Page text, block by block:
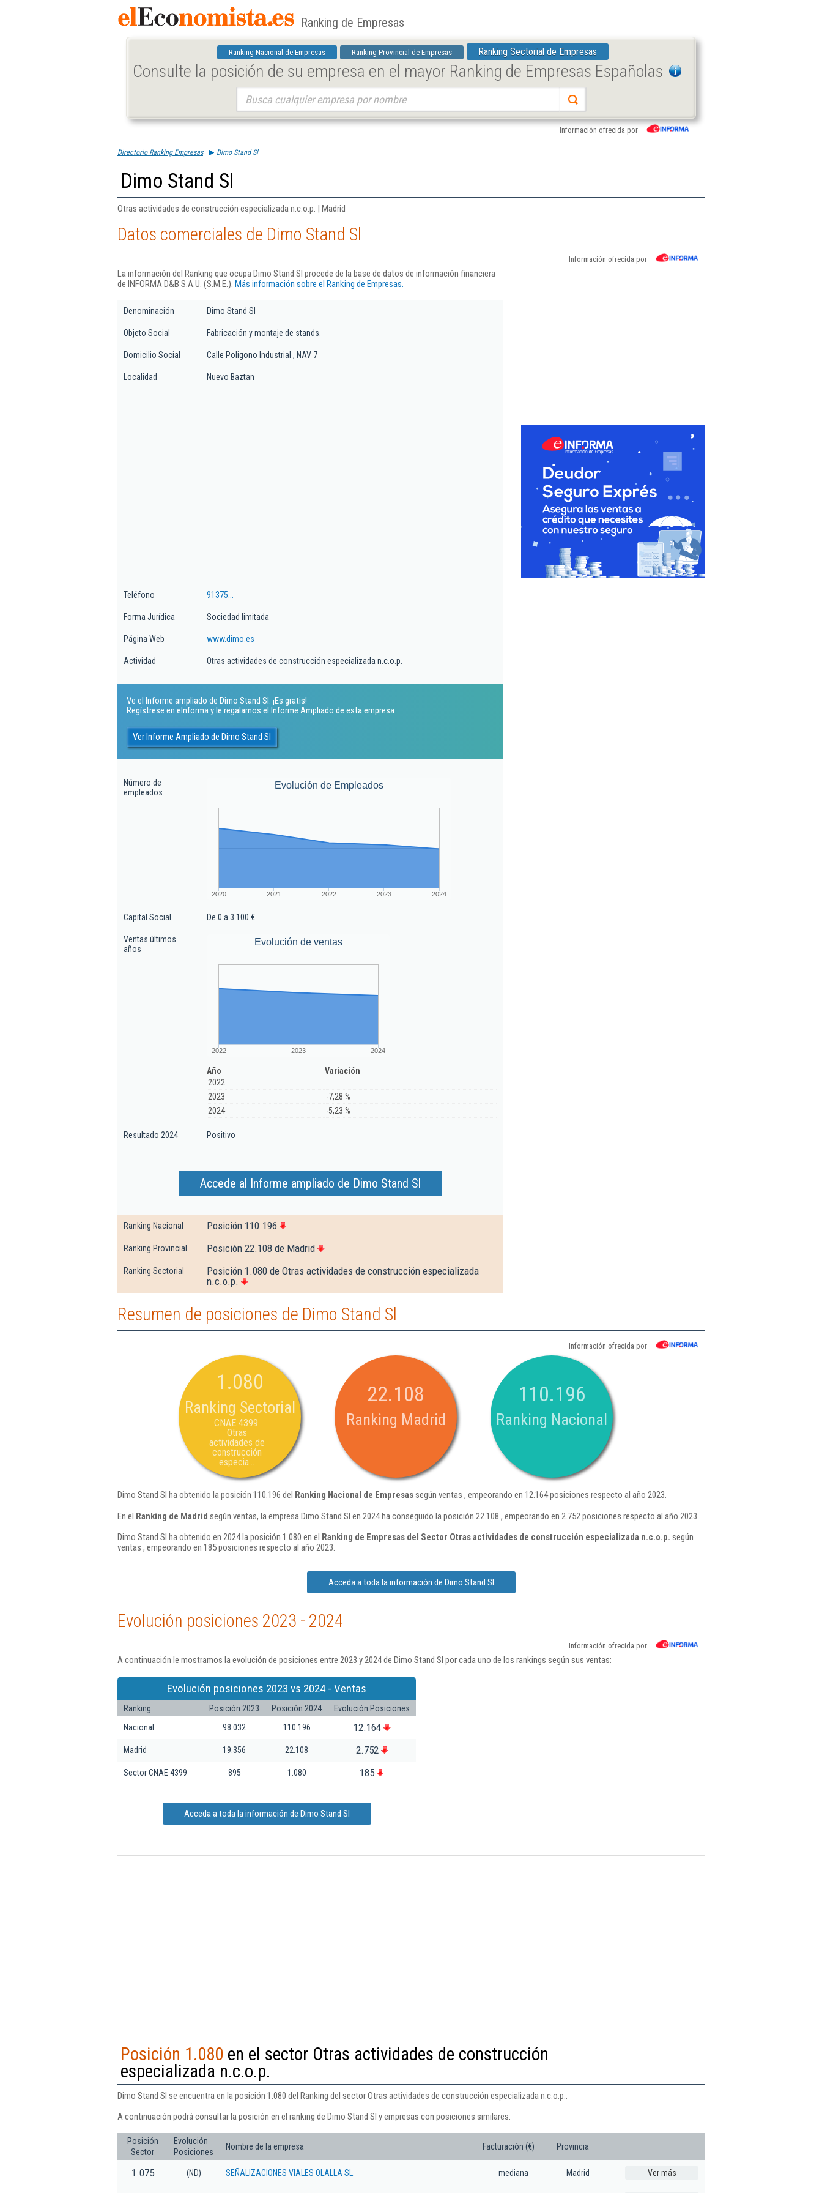
Ranking de Empresas
Ranking Nacional de Empresas Ranking Provincial de Empresas Ranking Sectorial de Empresas
Consulte la posición de su empresa en el mayor Ranking de Empresas Españolas
Información ofrecida por
Directorio Ranking Empresas Dimo Stand Sl
Dimo Stand Sl
Otras actividades de construcción especializada n.c.o.p. | Madrid
Datos comerciales de Dimo Stand Sl
Información ofrecida por
La información del Ranking que ocupa Dimo Stand Sl procede de la base de datos de información financiera
de INFORMA D&B S.A.U. (S.M.E.). Más información sobre el Ranking de Empresas.
Denominación Dimo Stand Sl
Objeto Social Fabricación y montaje de stands.
Domicilio Social Calle Poligono Industrial , NAV 7
Localidad Nuevo Baztan
Teléfono 91375...
Forma Jurídica Sociedad limitada
Página Web www.dimo.es
Actividad Otras actividades de construcción especializada n.c.o.p.
Ve el Informe ampliado de Dimo Stand Sl. ¡Es gratis!
Regístrese en eInforma y le regalamos el Informe Ampliado de esta empresa
Ver Informe Ampliado de Dimo Stand Sl
Número de
empleados
Evolución de Empleados
2020 2021 2022 2023 2024
Capital Social De 0 a 3.100 €
Ventas últimos
años
Evolución de ventas
2022 2023 2024
Año
Variación
2022
2023
-7,28 %
2024
-5,23 %
Resultado 2024 Positivo
Accede al Informe ampliado de Dimo Stand Sl
Ranking Nacional Posición 110.196
Ranking Provincial Posición 22.108 de Madrid
Ranking Sectorial
Posición 1.080 de Otras actividades de construcción especializada
n.c.o.p.
Resumen de posiciones de Dimo Stand Sl
Información ofrecida por
1.080
Ranking Sectorial
CNAE 4399:
Otras
actividades de
construcción
especia...
22.108
Ranking Madrid
110.196
Ranking Nacional
Dimo Stand Sl ha obtenido la posición 110.196 del Ranking Nacional de Empresassegún ventas , empeorando en 12.164 posiciones respecto al año 2023.
En el Ranking de Madrid según ventas, la empresa Dimo Stand Sl en 2024 ha conseguido la posición 22.108 , empeorando en 2.752 posiciones respecto al año 2023.
Dimo Stand Sl ha obtenido en 2024 la posición 1.080 en el Ranking de Empresas del Sector Otras actividades de construcción especializada n.c.o.p. según
ventas , empeorando en 185 posiciones respecto al año 2023.
Acceda a toda la información de Dimo Stand Sl
Evolución posiciones 2023 - 2024
Información ofrecida por
A continuación le mostramos la evolución de posiciones entre 2023 y 2024 de Dimo Stand Sl por cada uno de los rankings según sus ventas:
Evolución posiciones 2023 vs 2024 - Ventas
Ranking Posición 2023 Posición 2024
Evolución Posiciones
Nacional
98.032 110.196 12.164
Madrid 19.356 22.108 2.752
Sector CNAE 4399 895 1.080 185
Acceda a toda la información de Dimo Stand Sl
Posición 1.080 en el sector Otras actividades de construcción
especializada n.c.o.p.
Dimo Stand Sl se encuentra en la posición 1.080 del Ranking del sector Otras actividades de construcción especializada n.c.o.p..
A continuación podrá consultar la posición en el ranking de Dimo Stand Sl y empresas con posiciones similares:
Posición
Sector
Evolución
Posiciones
Nombre de la empresa Facturación (€) Provincia
1.075 (ND) SEÑALIZACIONES VIALES OLALLA SL. mediana Madrid Ver más